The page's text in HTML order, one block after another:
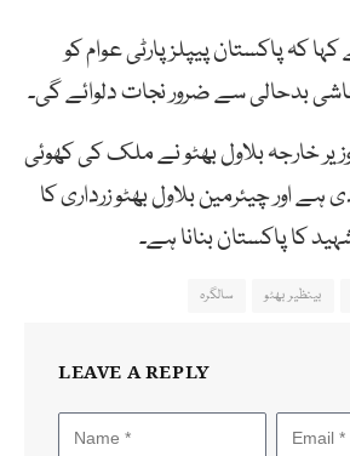
کہ پاکستان پیپلز پارٹی عوام کو
بدحالی سے ضرور نجات دلوائے گی۔
خارجہ بلاول بھٹو نے ملک کی کھوئی
اور چیئرمین بلاول بھٹو زرداری کا
کا پاکستان بنانا ہے۔
بینظیر بھٹو سالگرہ
LEAVE A REPLY